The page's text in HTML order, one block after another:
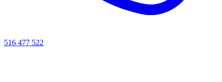
516 477 522